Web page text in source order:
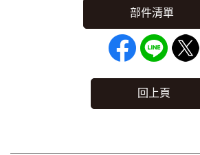
回上頁